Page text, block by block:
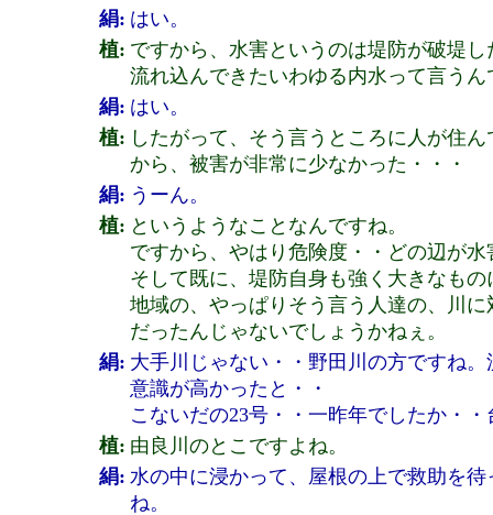
絹: はい。
植: ですから、水害というのは堤防が破堤
流れ込んできたいわゆる内水って言う
絹: はい。
植: したがって、そう言うところに人が住
から、被害が非常に少なかった・・・
絹: うーん。
植: というようなことなんですね。
ですから、やはり危険度・・どの辺が
そして既に、堤防自身も強く大きなも
地域の、やっぱりそう言う人達の、川
だったんじゃないでしょうかねぇ。
絹: 大手川じゃない・・野田川の方ですね
意識が高かったと・・
こないだの23号・・一昨年でしたか・
植: 由良川のとこですよね。
絹: 水の中に浸かって、屋根の上で救助を
ね。